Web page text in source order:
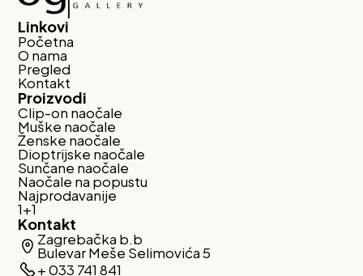
Linkovi
Početna
O nama
Pregled
Kontakt
Proizvodi
Clip-on naočale
Muške naočale
Ženske naočale
Dioptrijske naočale
Sunčane naočale
Naočale na popustu
Najprodavanije
1+1
Kontakt
Zagrebačka b.b
Bulevar Meše Selimovića 5
+ 033 741 841